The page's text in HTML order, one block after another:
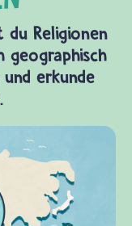
Religionen
geographisch
erkunde